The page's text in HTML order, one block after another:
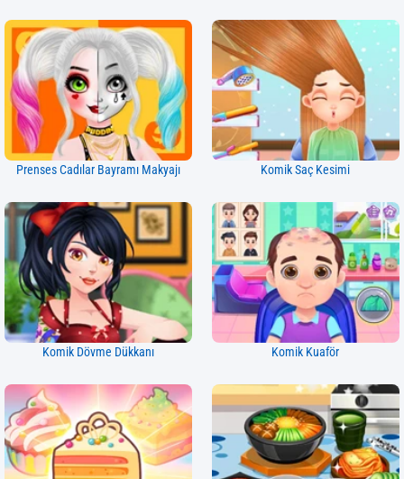
Prenses Cadılar Bayramı Makyajı Komik Saç Kesimi
Komik Dövme Dükkanı Komik Kuaför